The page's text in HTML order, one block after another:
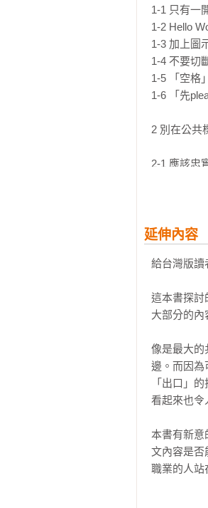
⚠ 連字號、
⚠ 「Rest
⚠ 從翻譯者
⚠ 我們最常
⚠ 請求的標
⚠ 在標識上
讓所有人都
1-1 只有一
1-2 Hello
1-3 加上圖
1-4 不要切
1-5 「空格
1-6 「先
2 別在公共
2-1 應該忠
3-2 丟掉笨
3-3 將中日
3-5 理解合
4 從使用
4-2 譯者觀
4-3 譯者觀
4-4 字體設
延伸內容
給台灣版讀
這本書探討
大部分的內
像是最大的
邊。而因為
「出口」
看起來也令
本書有新意
文內容是否
職業的人站